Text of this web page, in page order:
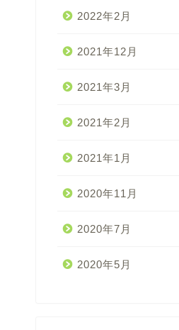
2022年2月
2021年12月
2021年3月
2021年2月
2021年1月
2020年11月
2020年7月
2020年5月